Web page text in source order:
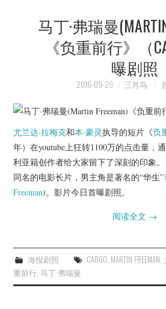
预告片
海报剧照
杂七杂八
美剧英剧
电影档期
马丁·弗瑞曼
《负重前行》（
曝剧照
2016-09-29 三月鸟
尤兰达·拉梅克和本·豪灵执导的短片《负
年）在youtube上狂转1100万的点击量，
利亚籍创作者给大家留下了深刻的印象
同名的电影长片，男主角是著名的“华生”
Freeman)。影片今日首曝剧照。
阅读全文 →
海报剧照 CARGO, MARTIN FREEMAN,
重前行, 马丁·弗瑞曼